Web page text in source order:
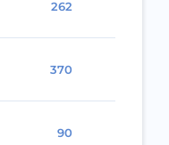
262
370
90